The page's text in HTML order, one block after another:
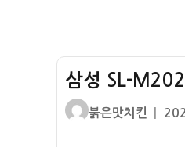
삼성 SL-
글
붉은맛치킨
작